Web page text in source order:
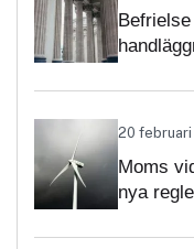
20
Moms
nya